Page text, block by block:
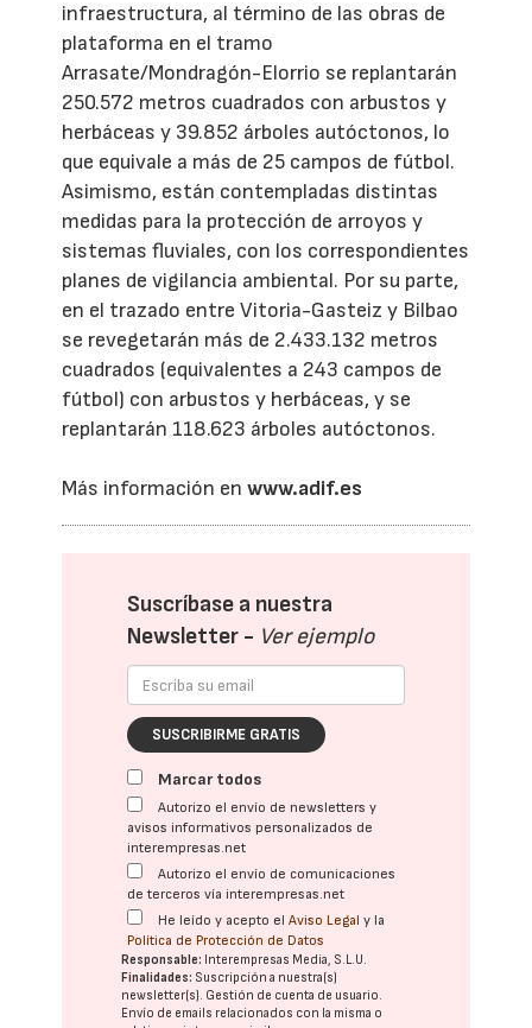
infraestructura, al término de las obras de
plataforma en el tramo
Arrasate/Mondragón-Elorrio se replantarán
250.572 metros cuadrados con arbustos y
herbáceas y 39.852 árboles autóctonos, lo
que equivale a más de 25 campos de fútbol.
Asimismo, están contempladas distintas
medidas para la protección de arroyos y
sistemas fluviales, con los correspondientes
planes de vigilancia ambiental. Por su parte,
en el trazado entre Vitoria-Gasteiz y Bilbao
se revegetarán más de 2.433.132 metros
cuadrados (equivalentes a 243 campos de
fútbol) con arbustos y herbáceas, y se
replantarán 118.623 árboles autóctonos.
Más información enwww.adif.es
Suscríbase a nuestra
Newsletter - Ver ejemplo
SUSCRIBIRME GRATIS
Marcar todos
Autorizo el envío de newsletters y
avisos informativos personalizados de
interempresas.net
Autorizo el envío de comunicaciones
de terceros vía interempresas.net
He leído y acepto elAviso Legal y la
Política de Protección de Datos
Responsable: Interempresas Media, S.L.U.
Finalidades: Suscripción a nuestra(s)
newsletter(s). Gestión de cuenta de usuario.
Envío de emails relacionados con la misma o